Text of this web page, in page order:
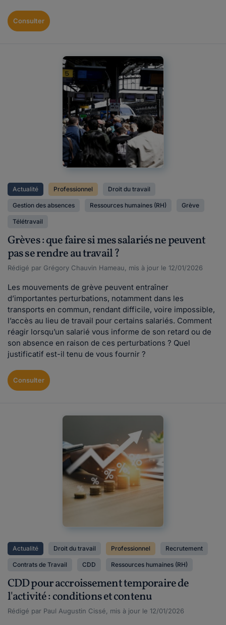
Consulter
Actualité Professionnel Droit du travail
Gestion des absences Ressources humaines (RH) Grève
Télétravail
Grèves : que faire si mes salariés ne peuvent
pas se rendre au travail ?
Rédigé par Grégory Chauvin Hameau, mis à jour le 12/01/2026
Les mouvements de grève peuvent entraîner
d’importantes perturbations, notamment dans les
transports en commun, rendant difficile, voire impossible,
l’accès au lieu de travail pour certains salariés. Comment
réagir lorsqu’un salarié vous informe de son retard ou de
son absence en raison de ces perturbations ? Quel
justificatif est-il tenu de vous fournir ?
Consulter
Actualité Droit du travail Professionnel Recrutement
Contrats de Travail CDD Ressources humaines (RH)
CDD pour accroissement temporaire de
l'activité : conditions et contenu
Rédigé par Paul Augustin Cissé, mis à jour le 12/01/2026